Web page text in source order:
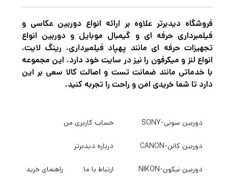
نوع C و پریز برق AC خود را تامین کنید. از آنجایی
که این شارژ با USB Type-C سازگار است، می
توانید آن را روی هر دستگاه سازگار با USB Type-
C مانند تلفن هوشمند یا کنترل از راه دور استفاده
کنید.
فروشگاه دیدبرتر علاوه بر ارائه انواع دوربین عکاسی و
فیلمبرداری حرفه ای و گیمبال موبایل و دوربین انواع
تجهیزات حرفه ای مانند پهپاد فیلمبرداری، رینگ لایت،
انواع لنز و میکرفون را نیز در سایت خود دارد. این مجموعه
با خدماتی مانند ضمانت تست و اصالت کالا سعی بر این
دارد تا شما خریدی امن و راحت را تجربه کنید.
دوربین سونی-SONY
دوربین کانن-CANON
دوربین نیکون-NIKON
حساب کاربری من
درباره دیدبرتر
ارتباط با ما راهنمای خرید